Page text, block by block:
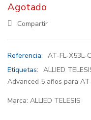
Agotado
Compartir
Referencia: AT-FL-X53L-
Etiquetas: ALLIED
Advanced 5 años para
Marca: ALLIED TELESIS